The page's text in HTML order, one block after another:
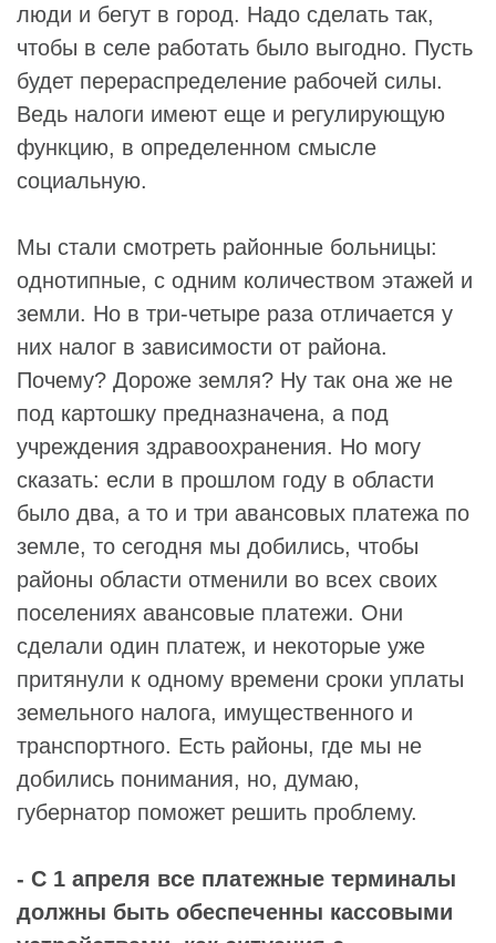
люди и бегут в город. Надо сделать так,
чтобы в селе работать было выгодно. Пусть
будет перераспределение рабочей силы.
Ведь налоги имеют еще и регулирующую
функцию, в определенном смысле
социальную.
Мы стали смотреть районные больницы:
однотипные, с одним количеством этажей и
земли. Но в три-четыре раза отличается у
них налог в зависимости от района.
Почему? Дороже земля? Ну так она же не
под картошку предназначена, а под
учреждения здравоохранения. Но могу
сказать: если в прошлом году в области
было два, а то и три авансовых платежа по
земле, то сегодня мы добились, чтобы
районы области отменили во всех своих
поселениях авансовые платежи. Они
сделали один платеж, и некоторые уже
притянули к одному времени сроки уплаты
земельного налога, имущественного и
транспортного. Есть районы, где мы не
добились понимания, но, думаю,
губернатор поможет решить проблему.
- С 1 апреля все платежные терминалы
должны быть обеспеченны кассовыми